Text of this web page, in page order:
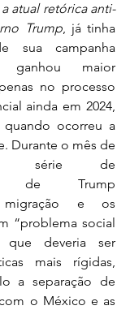
a atual retórica anti-
Trump, já tinha
sua campanha
ganhou maior
no processo
ainda em 2024,
ocorreu a
Durante o mês de
série de
de Trump
migração e os
“problema social
que deveria ser
mais rígidas,
a separação de
o México e as